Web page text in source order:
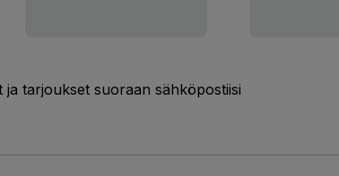
ja tarjoukset suoraan sähköpostiisi